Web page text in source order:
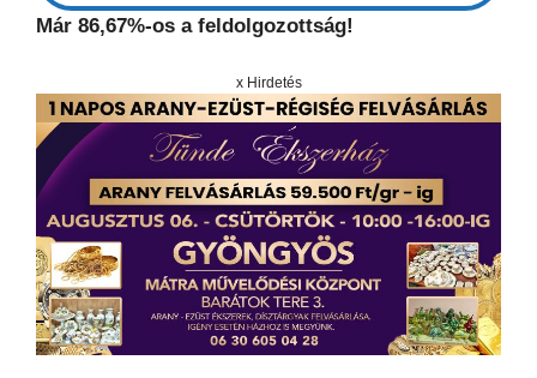
Már 86,67%-os a feldolgozottság!
x Hirdetés